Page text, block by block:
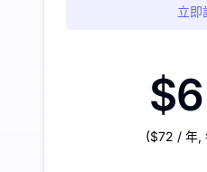
立即
$6
($72 / 年,